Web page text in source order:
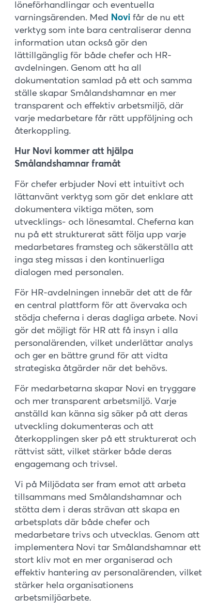
löneförhandlingar och eventuella
varningsärenden. Med
Novi får de nu ett
verktyg som inte bara centraliserar denna
information utan också gör den
lättillgänglig för både chefer och HR-
avdelningen. Genom att ha all
dokumentation samlad på ett och samma
ställe skapar Smålandshamnar en mer
transparent och effektiv arbetsmiljö, där
varje medarbetare får rätt uppföljning och
återkoppling.
Hur Novi kommer att hjälpa
Smålandshamnar framåt
För chefer erbjuder Novi ett intuitivt och
lättanvänt verktyg som gör det enklare att
dokumentera viktiga möten, som
utvecklings- och lönesamtal. Cheferna kan
nu på ett strukturerat sätt följa upp varje
medarbetares framsteg och säkerställa att
inga steg missas i den kontinuerliga
dialogen med personalen.
För HR-avdelningen innebär det att de får
en central plattform för att övervaka och
stödja cheferna i deras dagliga arbete. Novi
gör det möjligt för HR att få insyn i alla
personalärenden, vilket underlättar analys
och ger en bättre grund för att vidta
strategiska åtgärder när det behövs.
För medarbetarna skapar Novi en tryggare
och mer transparent arbetsmiljö. Varje
anställd kan känna sig säker på att deras
utveckling dokumenteras och att
återkopplingen sker på ett strukturerat och
rättvist sätt, vilket stärker både deras
engagemang och trivsel.
Vi på Miljödata ser fram emot att arbeta
tillsammans med Smålandshamnar och
stötta dem i deras strävan att skapa en
arbetsplats där både chefer och
medarbetare trivs och utvecklas. Genom att
implementera Novi tar Smålandshamnar ett
stort kliv mot en mer organiserad och
effektiv hantering av personalärenden, vilket
stärker hela organisationens
arbetsmiljöarbete.